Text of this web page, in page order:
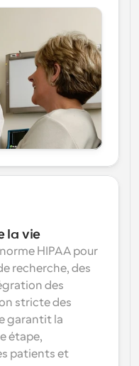
la vie
HIPAA pour
recherche, des
des
stricte des
garantit la
étape,
patients et